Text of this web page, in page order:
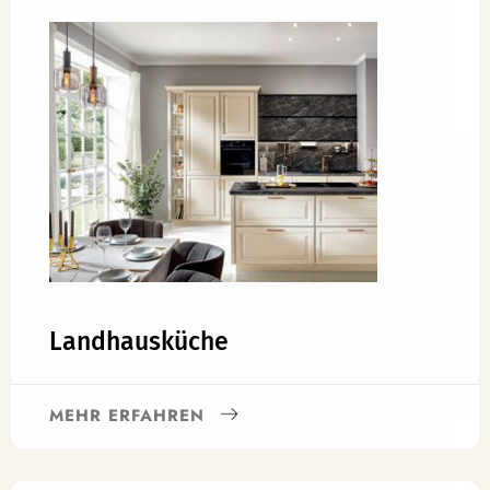
Landhausküche
MEHR ERFAHREN